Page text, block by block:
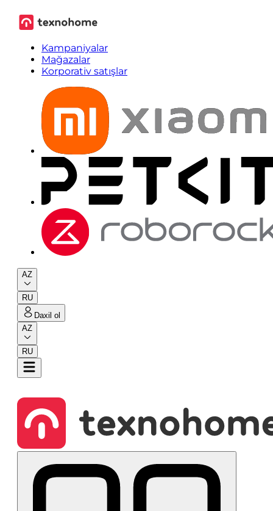
Kampaniyalar
Mağazalar
Korporativ satışlar
AZ
RU
Daxil ol
AZ
RU